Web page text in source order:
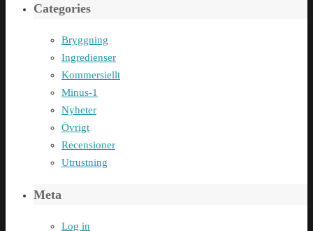
Categories
Bryggning
Ingredienser
Kommersiellt
Minus-1
Nyheter
Övrigt
Recensioner
Utrustning
Meta
Log in